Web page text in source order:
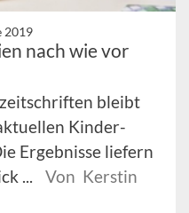
2019
nach wie vor
bleibt
Kinder-
Ergebnisse liefern
...
Von Kerstin